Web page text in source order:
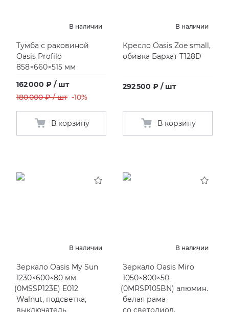
PAMESA
PERONDA
PORCELANOSA
SANT’AGOSTINO
УРАЛЬСКИЙ ГРАНИТ
XXL Pamesa
УНИТАЗЫ И ПИCCУАРЫ
В наличии
Тумба с раковиной
Oasis Profilo
858×660×515 мм
162 000 ₽ / шт
180 000 ₽ / шт -10%
В корзину
В наличии
Кресло Oasis Zoe small,
обивка Бархат T128D
292 500 ₽ / шт
В корзину
В наличии
Зеркало Oasis My Sun
1230×600×80 мм
(0MSSP123E) E012
Walnut, подсветка,
выключатель
В наличии
Зеркало Oasis Miro
1050×800×50
(0MRSP105BN) алюмин.
белая рама
со светодиод.